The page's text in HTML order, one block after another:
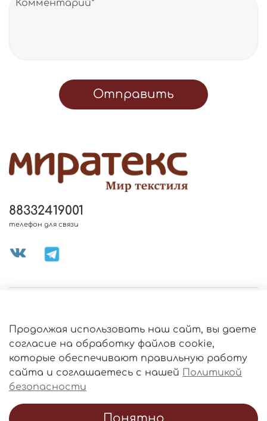
Отправить
ИНФОРМАЦИЯ
О МАГАЗИНЕ
88332419001
телефон для связи
Продолжая использовать наш сайт, вы даете
согласие на обработку файлов cookie,
которые обеспечивают правильную работу
сайта и соглашаетесь с нашей Политикой
безопасности
Политика
обработки